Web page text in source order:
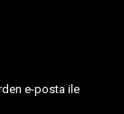
e-posta ile